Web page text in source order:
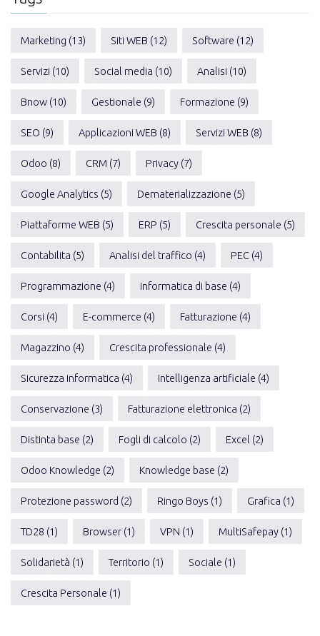
Marketing (13) Siti WEB (12) Software (12)
Servizi (10) Social media (10) Analisi (10)
Bnow (10) Gestionale (9) Formazione (9)
SEO (9) Applicazioni WEB (8) Servizi WEB (8)
Odoo (8) CRM (7) Privacy (7)
Google Analytics (5) Dematerializzazione (5)
Piattaforme WEB (5) ERP (5) Crescita personale (5)
Contabilita (5) Analisi del traffico (4) PEC (4)
Programmazione (4) Informatica di base (4)
Corsi (4) E-commerce (4) Fatturazione (4)
Magazzino (4) Crescita professionale (4)
Sicurezza informatica (4) Intelligenza artificiale (4)
Conservazione (3) Fatturazione elettronica (2)
Distinta base (2) Fogli di calcolo (2) Excel (2)
Odoo Knowledge (2) Knowledge base (2)
Protezione password (2) Ringo Boys (1) Grafica (1)
TD28 (1) Browser (1) VPN (1) MultiSafepay (1)
Solidarietà (1) Territorio (1) Sociale (1)
Crescita Personale (1)